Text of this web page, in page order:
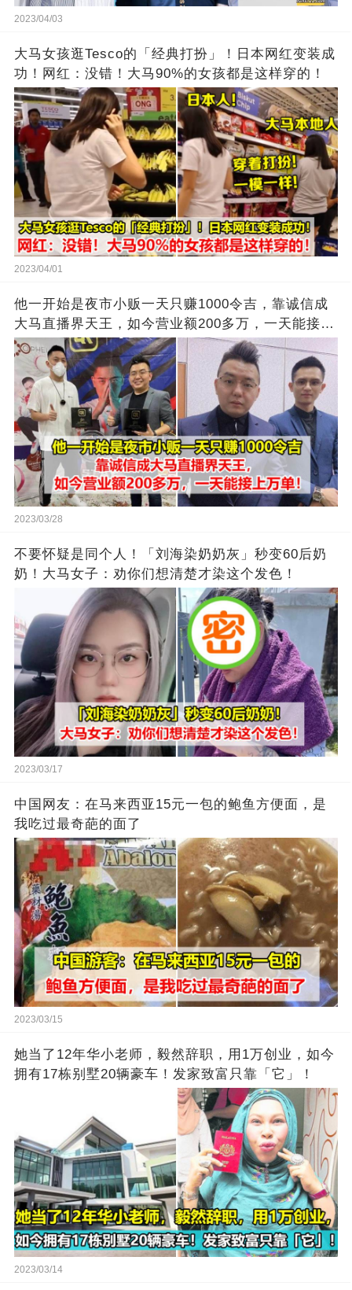
2023/04/03
大马女孩逛Tesco的「经典打扮」！日本网红变装成
功！网红：没错！大马90%的女孩都是这样穿的！
2023/04/01
他一开始是夜市小贩一天只赚1000令吉，靠诚信成
大马直播界天王，如今营业额200多万，一天能接上
万单
2023/03/28
不要怀疑是同个人！「刘海染奶奶灰」秒变60后奶
奶！大马女子：劝你们想清楚才染这个发色！
2023/03/17
中国网友：在马来西亚15元一包的鲍鱼方便面，是
我吃过最奇葩的面了
2023/03/15
她当了12年华小老师，毅然辞职，用1万创业，如今
拥有17栋别墅20辆豪车！发家致富只靠「它」！
2023/03/14